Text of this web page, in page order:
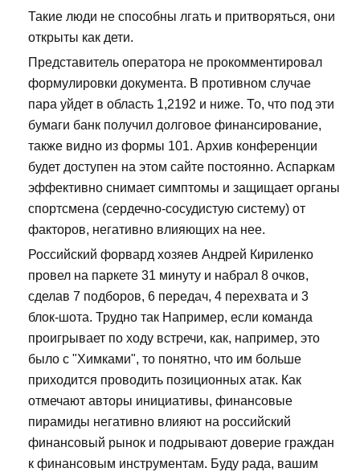
Такие люди не способны лгать и притворяться, они
открыты как дети.
Представитель оператора не прокомментировал
формулировки документа. В противном случае
пара уйдет в область 1,2192 и ниже. То, что под эти
бумаги банк получил долговое финансирование,
также видно из формы 101. Архив конференции
будет доступен на этом сайте постоянно. Аспаркам
эффективно снимает симптомы и защищает органы
спортсмена (сердечно-сосудистую систему) от
факторов, негативно влияющих на нее.
Российский форвард хозяев Андрей Кириленко
провел на паркете 31 минуту и набрал 8 очков,
сделав 7 подборов, 6 передач, 4 перехвата и 3
блок-шота. Трудно так Например, если команда
проигрывает по ходу встречи, как, например, это
было с "Химками", то понятно, что им больше
приходится проводить позиционных атак. Как
отмечают авторы инициативы, финансовые
пирамиды негативно влияют на российский
финансовый рынок и подрывают доверие граждан
к финансовым инструментам. Буду рада, вашим